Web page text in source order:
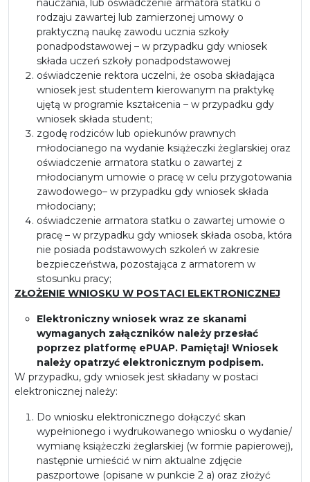
nauczania, lub oświadczenie armatora statku o
rodzaju zawartej lub zamierzonej umowy o
praktyczną naukę zawodu ucznia szkoły
ponadpodstawowej – w przypadku gdy wniosek
składa uczeń szkoły ponadpodstawowej
oświadczenie rektora uczelni, że osoba składająca
wniosek jest studentem kierowanym na praktykę
ujętą w programie kształcenia – w przypadku gdy
wniosek składa student;
zgodę rodziców lub opiekunów prawnych
młodocianego na wydanie książeczki żeglarskiej oraz
oświadczenie armatora statku o zawartej z
młodocianym umowie o pracę w celu przygotowania
zawodowego– w przypadku gdy wniosek składa
młodociany;
oświadczenie armatora statku o zawartej umowie o
pracę – w przypadku gdy wniosek składa osoba, która
nie posiada podstawowych szkoleń w zakresie
bezpieczeństwa, pozostająca z armatorem w
stosunku pracy;
ZŁOŻENIE WNIOSKU W POSTACI ELEKTRONICZNEJ
Elektroniczny wniosek wraz ze skanami
wymaganych załączników należy przesłać
poprzez platformę ePUAP. Pamiętaj! Wniosek
należy opatrzyć elektronicznym podpisem.
W przypadku, gdy wniosek jest składany w postaci
elektronicznej należy:
Do wniosku elektronicznego dołączyć skan
wypełnionego i wydrukowanego wniosku o wydanie/
wymianę książeczki żeglarskiej (w formie papierowej),
następnie umieścić w nim aktualne zdjęcie
paszportowe (opisane w punkcie 2 a) oraz złożyć